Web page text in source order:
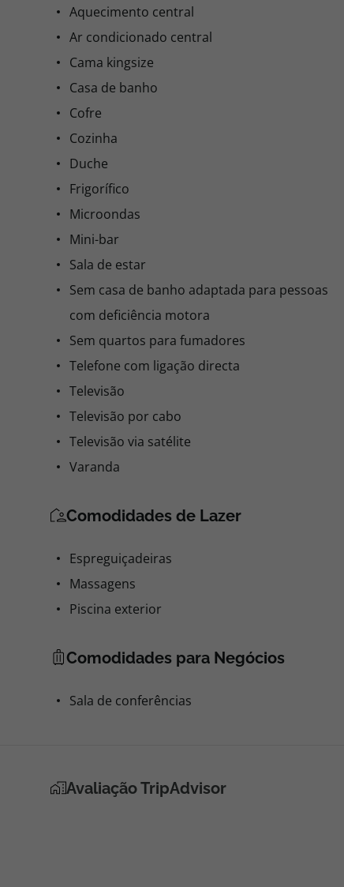
Aquecimento central
Ar condicionado central
Cama kingsize
Casa de banho
Cofre
Cozinha
Duche
Frigorífico
Microondas
Mini-bar
Sala de estar
Sem casa de banho adaptada para pessoas
com deficiência motora
Sem quartos para fumadores
Telefone com ligação directa
Televisão
Televisão por cabo
Televisão via satélite
Varanda
Comodidades de Lazer
Espreguiçadeiras
Massagens
Piscina exterior
Comodidades para Negócios
Sala de conferências
Avaliação TripAdvisor